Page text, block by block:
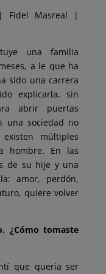
Fidel Masreal |
una familia
a le que ha
sido una carrera
explicarla, sin
abrir puertas
una sociedad no
múltiples
hombre. En las
de su hije y una
amor, perdón,
quiere volver
¿Cómo tomaste
que quería ser